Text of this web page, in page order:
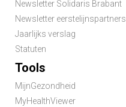
Newsletter Solidaris Brabant
Newsletter eerstelijnspartners
Jaarlijks verslag
Statuten
Tools
MijnGezondheid
MyHealthViewer